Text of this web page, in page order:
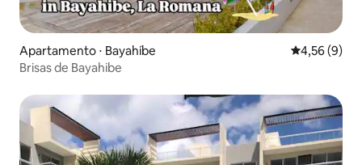
Apartamento ⋅ Bayahíbe 4,56 de uma
4,56 (9)
Brisas de Bayahibe